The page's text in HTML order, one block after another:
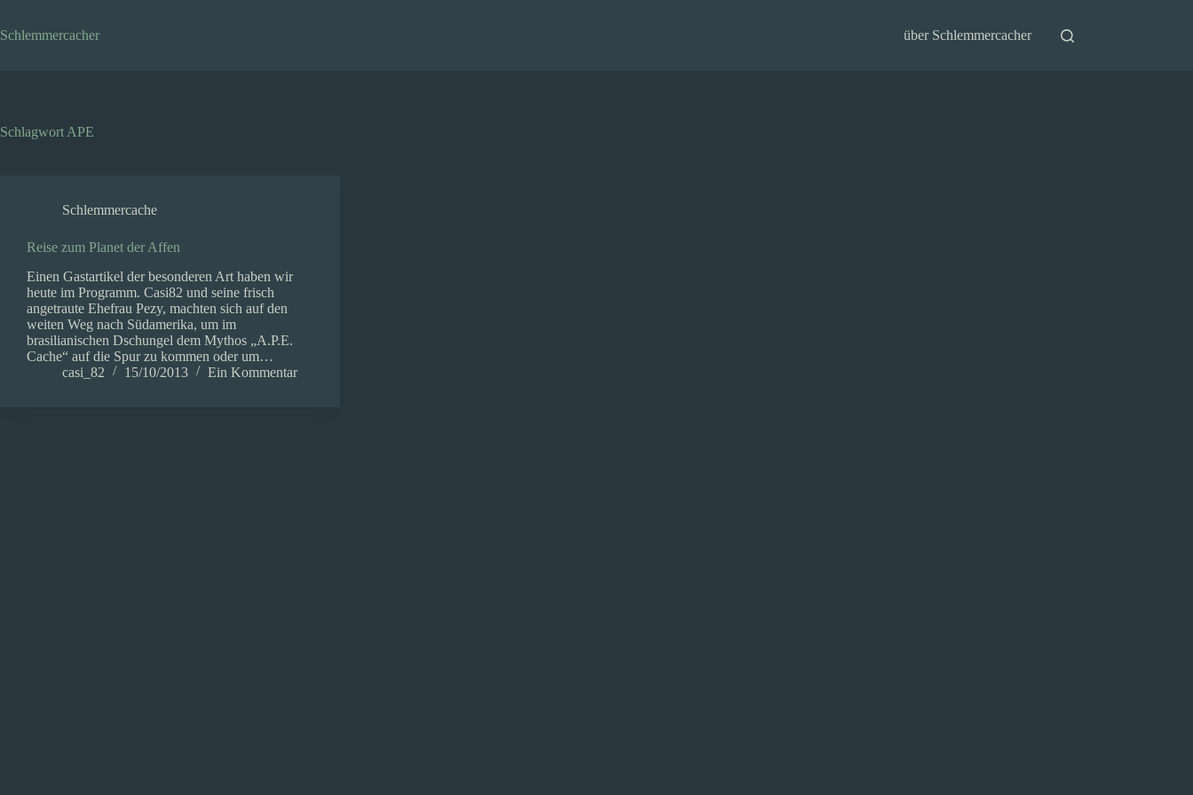
springen
Schlemmercacher über Schlemmercacher
Schlagwort APE
Schlemmercache
Reise zum Planet der Affen
Einen Gastartikel der besonderen Art haben wir
heute im Programm. Casi82 und seine frisch
angetraute Ehefrau Pezy, machten sich auf den
weiten Weg nach Südamerika, um im
brasilianischen Dschungel dem Mythos „A.P.E.
Cache“ auf die Spur zu kommen oder um…
casi_82
15/10/2013 Ein Kommentar